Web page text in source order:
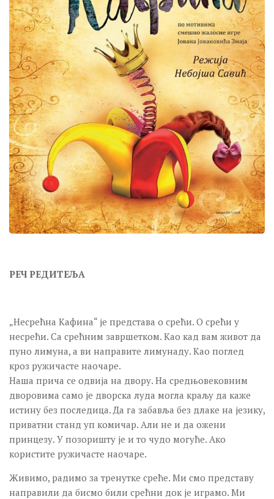
РЕЧ РЕДИТЕЉА
„Несрећна Кафина“ је представа о срећи. О срећи у
несрећи. Са срећним завршетком. Као кад вам живот да
пуно лимуна, а ви направите лимунаду. Као поглед
кроз ружичасте наочаре.
Наша прича се одвија на двору. На средњовековним
дворовима само је дворска луда могла краљу да каже
истину без последица. Да га забавља без длаке на језику,
приватни станд уп комичар. Али не и да ожени
принцезу. У позоришту је и то чудо могуће. Ако
користите ружичасте наочаре.
Живимо, радимо за тренутке среће. Ми смо представу
направили да бисмо били срећни док је играмо. Ми